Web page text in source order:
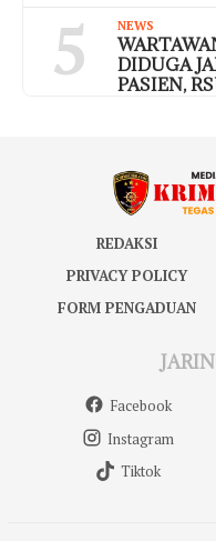
5 NEWS
DIDUGA
PASIEN,
REDAKSI
PRIVACY POLICY
FORM PENGADUAN
Facebook
Instagram
Tiktok